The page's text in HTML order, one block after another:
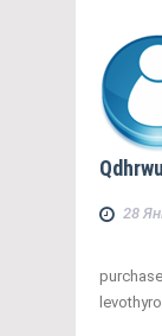
Qdhrwu
28